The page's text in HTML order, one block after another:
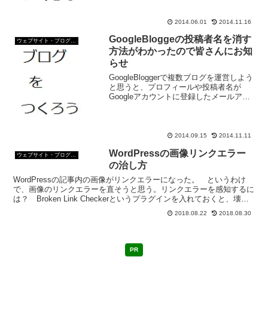
2014.06.01 2014.11.16
ウェブサイト・ブログ作成
GoogleBloggeの投稿者名を消す
方法がわかったので皆さんにお知
らせ
GoogleBloggerで複数ブログを運営しよう
と思うと、プロフィールや投稿者名が
Googleアカウントに登録したメールアド
2014.09.15 2014.11.11
WordPressの画像リンクエラー
の治し方
WordPressの記事内の画像がリンクエラーになった。 というわけ
で、画像のリンクエラーを直そうと思う。リンクエラーを感知するに
は？ Broken Link Checkerというプラグインを入れておくと、壊れ
2018.08.22 2018.08.30
PR